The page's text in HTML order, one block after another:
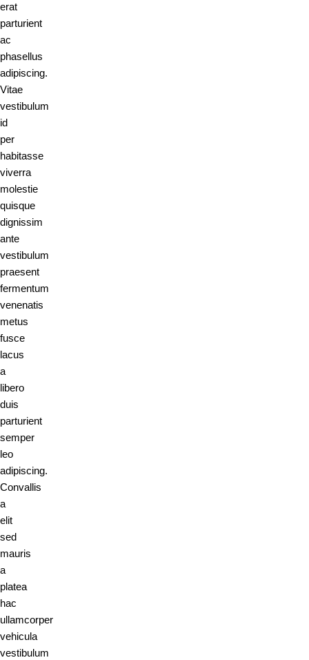
erat
parturient
ac
phasellus
adipiscing.
Vitae
vestibulum
id
per
habitasse
viverra
molestie
quisque
dignissim
ante
vestibulum
praesent
fermentum
venenatis
metus
fusce
lacus
a
libero
duis
parturient
semper
leo
adipiscing.
Convallis
a
elit
sed
mauris
a
platea
hac
ullamcorper
vehicula
vestibulum